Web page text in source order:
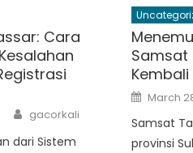
Cara
Author
gacorkali
dari Sistem
Samsat
Kembali
Posted
on
March
Samsat
provinsi